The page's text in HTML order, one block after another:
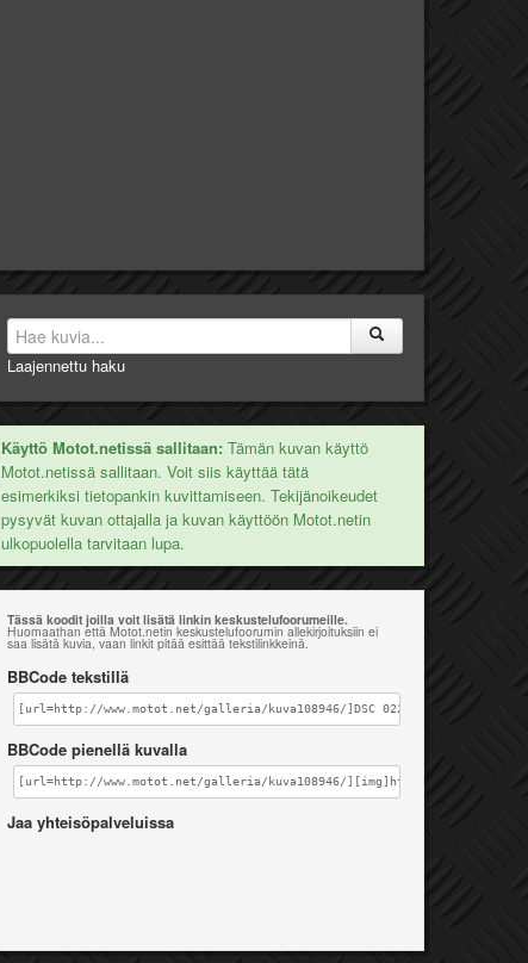
Laajennettu haku
Käyttö Motot.netissä sallitaan: Tämän kuvan käyttö
Motot.netissä sallitaan. Voit siis käyttää tätä
esimerkiksi tietopankin kuvittamiseen. Tekijänoikeudet
pysyvät kuvan ottajalla ja kuvan käyttöön Motot.netin
ulkopuolella tarvitaan lupa.
Tässä koodit joilla voit lisätä linkin keskustelufoorumeille.
Huomaathan että Motot.netin keskustelufoorumin allekirjoituksiin ei
saa lisätä kuvia, vaan linkit pitää esittää tekstilinkkeinä.
BBCode tekstillä
[url=http://www.motot.net/galleria/kuva108946/]DSC 0227[/url]
BBCode pienellä kuvalla
[url=http://www.motot.net/galleria/kuva108946/][img]http://
Jaa yhteisöpalveluissa